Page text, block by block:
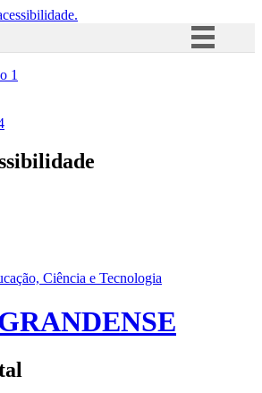
Acesso à informação
1
Ciência e Tecnologia